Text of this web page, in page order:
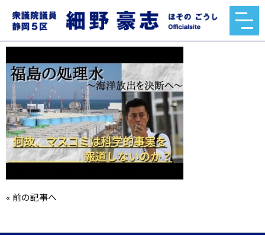
hqdefault.jpg
2020.10.31
«前の記事へ